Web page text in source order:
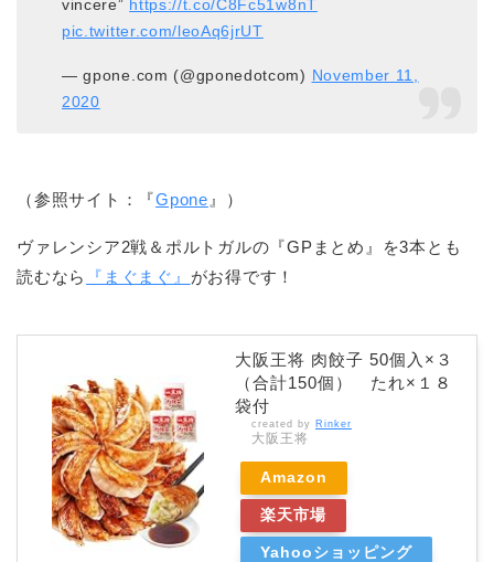
vincere” https://t.co/C8Fc51w8nT
pic.twitter.com/leoAq6jrUT
— gpone.com (@gponedotcom) November 11,
2020
（参照サイト：『Gpone 』）
ヴァレンシア2戦＆ポルトガルの『GPまとめ』を3本とも
読むなら
『まぐまぐ』 がお得です！
大阪王将 肉餃子 50個入×３
（合計150個） たれ×１８
袋付
created by Rinker
大阪王将
Amazon
楽天市場
Yahooショッピング